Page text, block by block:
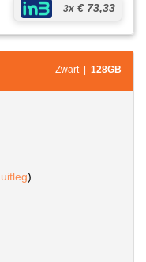
3x € 73,33
Zwart | 128GB
uitleg)